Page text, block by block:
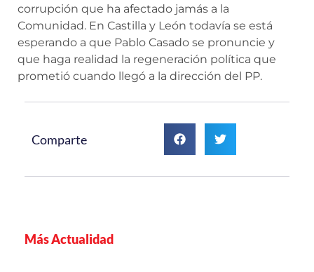
corrupción que ha afectado jamás a la
Comunidad. En Castilla y León todavía se está
esperando a que Pablo Casado se pronuncie y
que haga realidad la regeneración política que
prometió cuando llegó a la dirección del PP.
Comparte
Más Actualidad